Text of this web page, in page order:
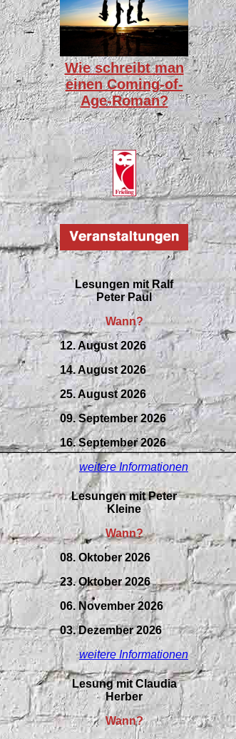
Wie schreibt man
einen Coming-of-
Age-Roman?
Lesungen mit Ralf
Peter Paul
Wann?
12. August 2026
14. August 2026
25. August 2026
09.September2026
16. September 2026
weitere Informationen
Lesungen mit Peter
Kleine
Wann?
08. Oktober 2026
23. Oktober 2026
06. November 2026
03. Dezember 2026
weitere Informationen
Lesung mit Claudia
Herber
Wann?